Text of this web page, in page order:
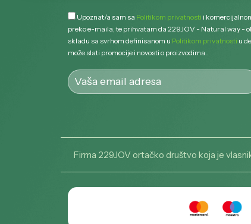
Upoznat/a sam sa Politikom privatnosti i
preko e-maila, te prihvatam da 229JOV - Natural way -
skladu sa svrhom definisanom u Politikom privatnosti u
može slati promocije i novosti o proizvodima..
Firma 229JOV ortačko društvo koja je